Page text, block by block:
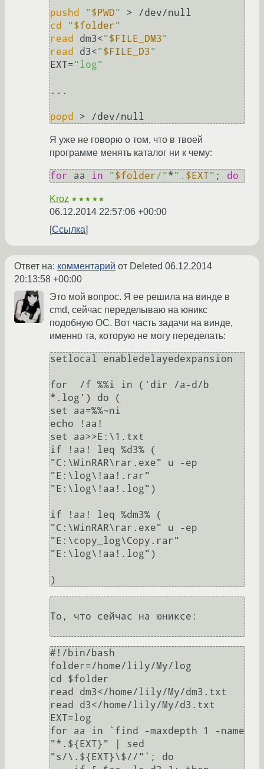
pushd "$PWD"
cd
"$folder"
read
dm3<"$FILE_DM3"
read
d3<"$FILE_D3"
EXT="log"
...
popd
Я уже не говорю о том, что в твоей
программе менять каталог ни к чему:
for aa in "$folder/"*". $EXT" ; do
Kroz ★★★★★
06.12.2014 22:57:06 +00:00
Ссылка
Ответ на: комментарий от Deleted 06.12.2014
20:13:58 +00:00
Это мой вопрос. Я ее решила на винде в
cmd, сейчас переделываю на юникс
подобную ОС. Вот часть задачи на винде,
именно та, которую не могу переделать:
setlocal enabledelayedexpansion
for  /f %%i in ('dir /a-d/b
*.log') do (
set aa=%%~ni
echo !aa!
set aa>>E:\1.txt
if !aa! leq %d3% (
"C:\WinRAR\rar.exe" u -ep
"E:\log\!aa!.rar"
"E:\log\!aa!.log")
if !aa! leq %dm3% (
"C:\WinRAR\rar.exe" u -ep
"E:\copy_log\Copy.rar"
"E:\log\!aa!.log")
)
То, что сейчас на юниксе:
#!/bin/bash
folder=/home/lily/My/log
cd $folder
read dm3</home/lily/My/dm3.txt
read d3</home/lily/My/d3.txt
EXT=log
for aa in `find -maxdepth 1 -name
"*.${EXT}" | sed
"s/\.${EXT}\$//"`; do